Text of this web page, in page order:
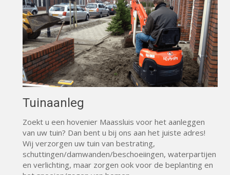
Tuinaanleg
Zoekt u een hovenier Maassluis voor het aanleggen
van uw tuin? Dan bent u bij ons aan het juiste adres!
Wij verzorgen uw tuin van bestrating,
schuttingen/damwanden/beschoeiingen, waterpartijen
en verlichting, maar zorgen ook voor de beplanting en